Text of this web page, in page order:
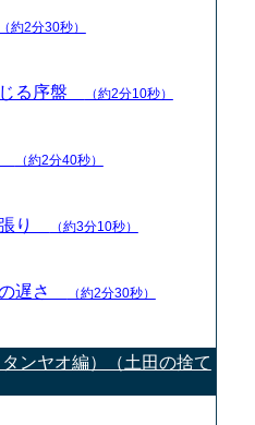
（約2分30秒）
じる序盤 （約2分10秒）
（約2分40秒）
張り （約3分10秒）
の遅さ （約2分30秒）
ンヤオ編）（土田の捨て